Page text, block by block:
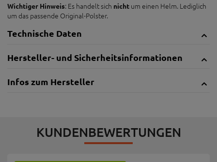
Wichtiger Hinweis: Es handelt sich nicht um einen Helm. Lediglich
um das passende Original-Polster.
Technische Daten
Hersteller- und Sicherheitsinformationen
Infos zum Hersteller
KUNDENBEWERTUNGEN